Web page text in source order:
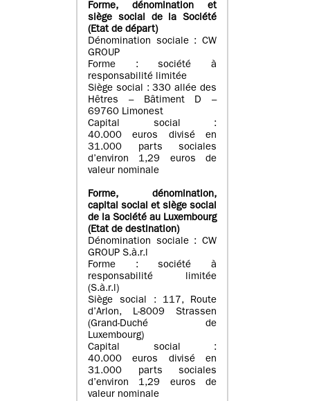
Forme, dénomination et
siège social de la Société
(Etatde départ)
Dénomination sociale : CW
GROUP
Forme : société à
responsabilité limitée
Siège social : 330 allée des
Hêtres – Bâtiment D –
69760 Limonest
Capital social :
40.000 euros divisé en
31.000 parts sociales
d’environ 1,29 euros de
valeur nominale
Forme, dénomination,
capital social et siège social
de la Société au Luxembourg
(Etat de destination)
Dénomination sociale : CW
GROUP S.à.r.l
Forme : société à
responsabilité limitée
(S.à.r.l)
Siège social : 117, Route
d’Arlon, L-8009 Strassen
(Grand-Duché de
Luxembourg)
Capital social :
40.000 euros divisé en
31.000 parts sociales
d’environ 1,29 euros de
valeur nominale